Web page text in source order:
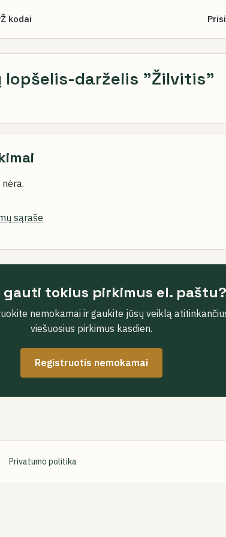
kodai
lopšelis-darželis "Žilvitis"
sąraše
gauti tokius pirkimus el. paštu?
nemokamai ir gaukite jūsų veiklą
viešuosius pirkimus kasdien.
Registruotis nemokamai
Privatumo politika